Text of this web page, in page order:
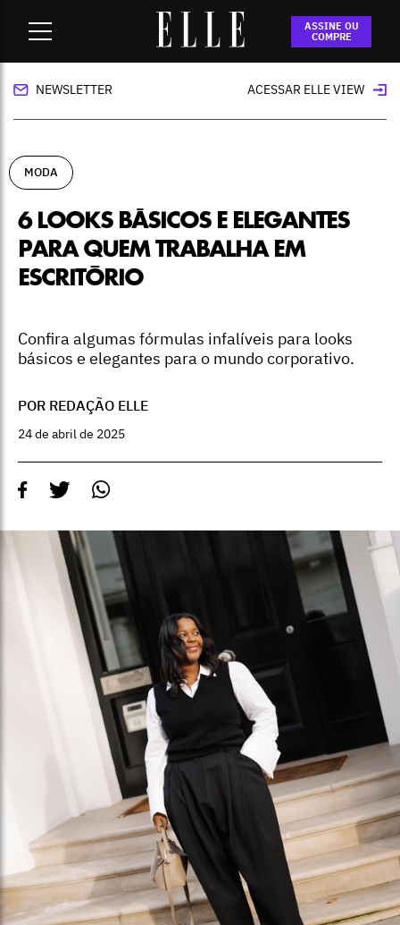
ASSINE OU
COMPRE
6 looks básicos e elegantes para quem
trabalha em escritório
NEWSLETTER ACESSAR ELLE VIEW
MODA
6 LOOKS BÁSICOS E ELEGANTES
PARA QUEM TRABALHA EM
ESCRITÓRIO
Confira algumas fórmulas infalíveis para looks
básicos e elegantes para o mundo corporativo.
POR REDAÇÃO ELLE
24 de abril de 2025